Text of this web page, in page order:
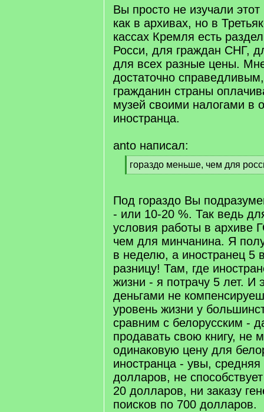
q
Вы просто не изучали
как в архивах, но в
кассах Кремля есть
Росси, для граждан СНГ,
для всех разные цены.
достаточно
гражданин страны
музей своими налогами в
иностранца.
anto написал:
[
q
гораздо меньше, чем для
[
q
]
Под гораздо Вы
- или 10-20 %. Так ведь
условия работы в
чем для минчанина. Я
в неделю, а иностранец 5
разницу! Там, где
жизни - я потрачу 5 лет. И
деньгами не
уровень жизни у
сравним с белорусским -
продавать свою книгу, не
одинаковую цену для
иностранца - увы,
долларов, не
20 долларов, ни заказу
поисков по 700 долларов.